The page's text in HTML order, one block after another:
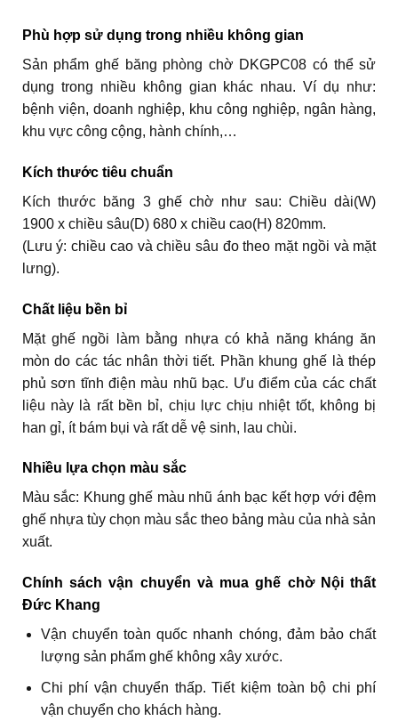
Phù hợp sử dụng trong nhiều không gian
Sản phẩm ghế băng phòng chờ DKGPC08 có thể sử
dụng trong nhiều không gian khác nhau. Ví dụ như:
bệnh viện, doanh nghiệp, khu công nghiệp, ngân hàng,
khu vực công cộng, hành chính,…
Kích thước tiêu chuẩn
Kích thước băng 3 ghế chờ như sau: Chiều dài(W)
1900 x chiều sâu(D) 680 x chiều cao(H) 820mm.
(Lưu ý: chiều cao và chiều sâu đo theo mặt ngồi và mặt
lưng).
Chất liệu bền bỉ
Mặt ghế ngồi làm bằng nhựa có khả năng kháng ăn
mòn do các tác nhân thời tiết. Phần khung ghế là thép
phủ sơn tĩnh điện màu nhũ bạc. Ưu điểm của các chất
liệu này là rất bền bỉ, chịu lực chịu nhiệt tốt, không bị
han gỉ, ít bám bụi và rất dễ vệ sinh, lau chùi.
Nhiều lựa chọn màu sắc
Màu sắc: Khung ghế màu nhũ ánh bạc kết hợp với đệm
ghế nhựa tùy chọn màu sắc theo bảng màu của nhà sản
xuất.
Chính sách vận chuyển và mua ghế chờ Nội thất
Đức Khang
Vận chuyển toàn quốc nhanh chóng, đảm bảo chất
lượng sản phẩm ghế không xây xước.
Chi phí vận chuyển thấp. Tiết kiệm toàn bộ chi phí
vận chuyển cho khách hàng.